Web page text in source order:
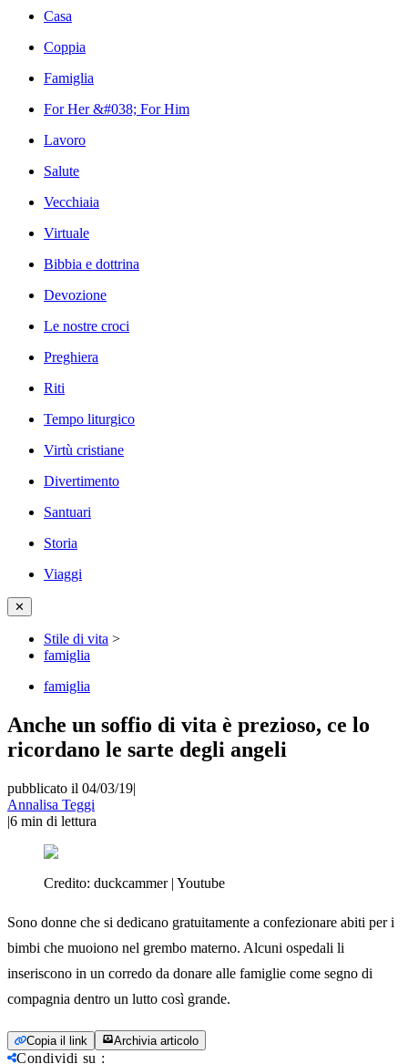
Casa
Coppia
Famiglia
For Her &#038; For Him
Lavoro
Salute
Vecchiaia
Virtuale
Bibbia e dottrina
Devozione
Le nostre croci
Preghiera
Riti
Tempo liturgico
Virtù cristiane
Divertimento
Santuari
Storia
Viaggi
✕
Stile di vita >
famiglia
famiglia
Anche un soffio di vita è prezioso, ce lo
ricordano le sarte degli angeli
pubblicato il 04/03/19|
Annalisa Teggi
|6 min di lettura
Credito: duckcammer | Youtube
Sono donne che si dedicano gratuitamente a confezionare abiti per i
bimbi che muoiono nel grembo materno. Alcuni ospedali li
inseriscono in un corredo da donare alle famiglie come segno di
compagnia dentro un lutto così grande.
Copia il link Archivia articolo
Condividi su :